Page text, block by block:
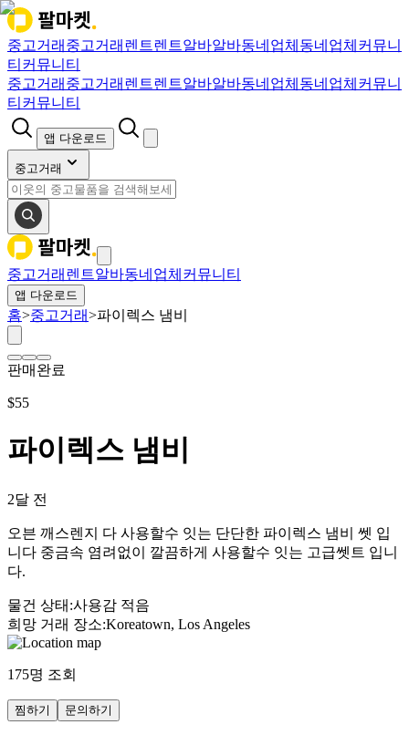
중고거래 중고거래 렌트렌트알바알바동네업체 동네업체 커뮤니
티 커뮤니티
중고거래 중고거래 렌트렌트알바알바동네업체 동네업체 커뮤니
티 커뮤니티
앱 다운로드
중고거래
중고거래 렌트알바동네업체 커뮤니티
앱 다운로드
홈>중고거래>파이렉스 냄비
판매완료
$55
파이렉스 냄비
2달 전
오븐 깨스렌지 다 사용할수 잇는 단단한 파이렉스 냄비 쎗 입
니다 중금속 염려없이 깔끔하게 사용할수 잇는 고급쎗트 입니
다.
물건 상태 :사용감 적음
희망 거래 장소:Koreatown, Los Angeles
175명 조회
찜하기 문의하기